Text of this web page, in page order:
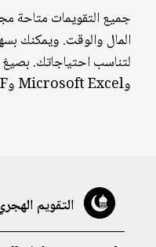
جميع التقويمات متاحة
المال والوقت. ويمكنك
وMicrosoft Excel وPDF.
التقويم